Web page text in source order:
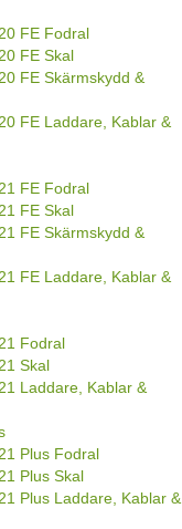
FE Fodral
FE Skal
FE Skärmskydd &
FE Laddare, Kablar &
FE Fodral
FE Skal
FE Skärmskydd &
FE Laddare, Kablar &
Fodral
Skal
Laddare, Kablar &
Plus Fodral
Plus Skal
Plus Laddare, Kablar &